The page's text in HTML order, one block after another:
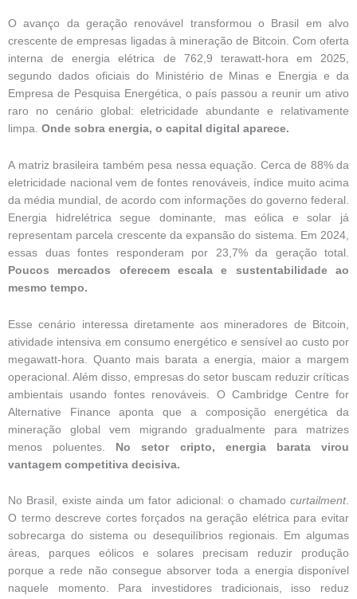
O avanço da geração renovável transformou o Brasil em alvo
crescente de empresas ligadas à mineração de Bitcoin. Com oferta
interna de energia elétrica de 762,9 terawatt-hora em 2025,
segundo dados oficiais do Ministério de Minas e Energia e da
Empresa de Pesquisa Energética, o país passou a reunir um ativo
raro no cenário global: eletricidade abundante e relativamente
limpa. Onde sobra energia, o capital digital aparece.
A matriz brasileira também pesa nessa equação. Cerca de 88% da
eletricidade nacional vem de fontes renováveis, índice muito acima
da média mundial, de acordo com informações do governo federal.
Energia hidrelétrica segue dominante, mas eólica e solar já
representam parcela crescente da expansão do sistema. Em 2024,
essas duas fontes responderam por 23,7% da geração total.
Poucos mercados oferecem escala e sustentabilidade ao
mesmo tempo.
Esse cenário interessa diretamente aos mineradores de Bitcoin,
atividade intensiva em consumo energético e sensível ao custo por
megawatt-hora. Quanto mais barata a energia, maior a margem
operacional. Além disso, empresas do setor buscam reduzir críticas
ambientais usando fontes renováveis. O Cambridge Centre for
Alternative Finance aponta que a composição energética da
mineração global vem migrando gradualmente para matrizes
menos poluentes. No setor cripto, energia barata virou
vantagem competitiva decisiva.
No Brasil, existe ainda um fator adicional: o chamado curtailment.
O termo descreve cortes forçados na geração elétrica para evitar
sobrecarga do sistema ou desequilíbrios regionais. Em algumas
áreas, parques eólicos e solares precisam reduzir produção
porque a rede não consegue absorver toda a energia disponível
naquele momento. Para investidores tradicionais, isso reduz